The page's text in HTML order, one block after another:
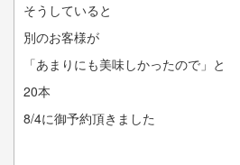
そうしていると
別のお客様が
「あまりにも美味しかったので」と
20本
8/4に御予約頂きました